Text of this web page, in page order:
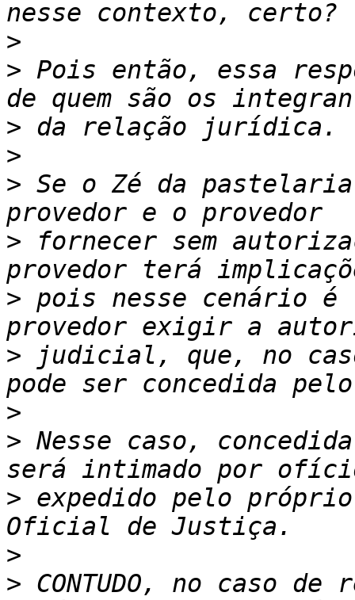
>
> Pois então, essa
>
>
> Se o Zé da
> fornecer sem
> pois nesse cenário é
> judicial, que, no
>
> Nesse caso,
> expedido pelo
>
> CONTUDO, no caso